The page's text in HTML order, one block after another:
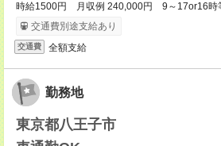
時給1500円 月収例 240,000円 9～17or16時
交通費別途支給あり
交通費 全額支給
勤務地
東京都八王子市